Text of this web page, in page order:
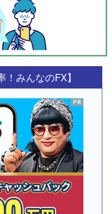
！みんなのFX】